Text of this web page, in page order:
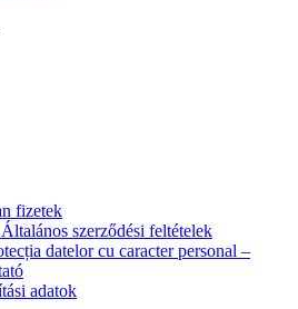
fizetek
szerződési feltételek
datelor cu caracter personal –
adatok